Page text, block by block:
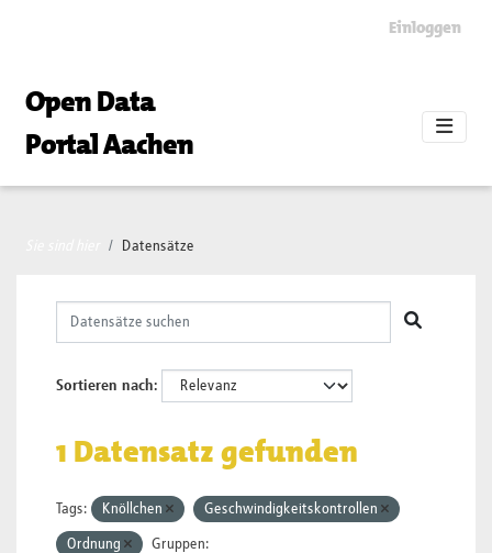
Einloggen
Open Data
Portal Aachen
Datensätze
Sortieren nach
1 Datensatz gefunden
Tags: Knöllchen Geschwindigkeitskontrollen
Ordnung Gruppen: